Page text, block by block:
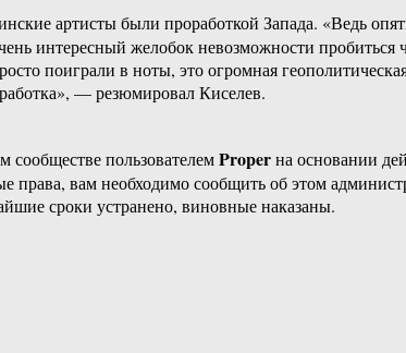
артисты были проработкой Запада. «Ведь
интересный желобок невозможности
поиграли в ноты, это огромная
— резюмировал Киселев.
сообществе пользователемProperна основании
права, вам необходимо сообщить об этом
сроки устранено, виновные наказаны.